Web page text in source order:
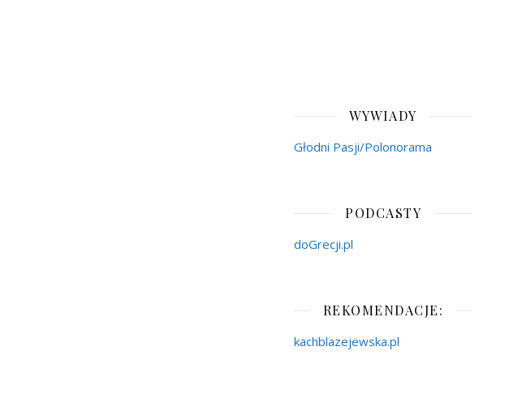
WYWIADY
Głodni Pasji/Polonorama
PODCASTY
doGrecji.pl
REKOMENDACJE:
kachblazejewska.pl